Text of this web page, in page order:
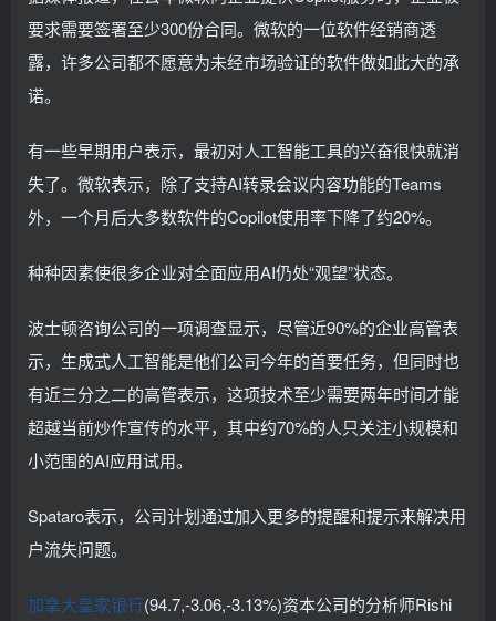
要求需要签署至少300份合同。微软的一位软件经销商透
露，许多公司都不愿意为未经市场验证的软件做如此大的承
诺。
有一些早期用户表示，最初对人工智能工具的兴奋很快就消
失了。微软表示，除了支持AI转录会议内容功能的Teams
外，一个月后大多数软件的Copilot使用率下降了约20%。
种种因素使很多企业对全面应用AI仍处“观望”状态。
波士顿咨询公司的一项调查显示，尽管近90%的企业高管表
示，生成式人工智能是他们公司今年的首要任务，但同时也
有近三分之二的高管表示，这项技术至少需要两年时间才能
超越当前炒作宣传的水平，其中约70%的人只关注小规模和
小范围的AI应用试用。
Spataro表示，公司计划通过加入更多的提醒和提示来解决用
户流失问题。
加拿大皇家银行(94.7,-3.06,-3.13%)资本公司的分析师Rishi